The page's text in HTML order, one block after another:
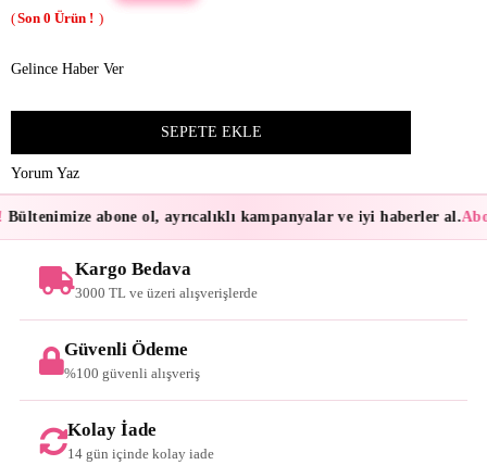
0
Gelince Haber Ver
Yorum Yaz
Bültenimize abone ol, ayrıcalıklı kampanyalar ve iyi haberler al.
Kargo Bedava
3000 TL ve üzeri alışverişlerde
Güvenli Ödeme
%100 güvenli alışveriş
Kolay İade
14 gün içinde kolay iade